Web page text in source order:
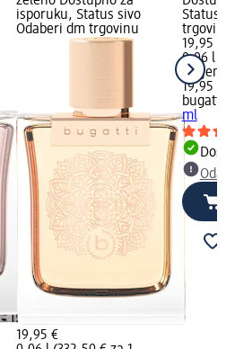
isporuku, Status sivo
Odaberi dm trgovinu
19,95 €
Status
trgovinu
19,95 €
0,06 l
l)Cijena
19,95 €
bugatti
ml